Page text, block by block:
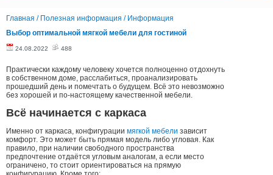
Главная / Полезная информация / Информация
Выбор оптимальной мягкой мебели для гостиной
24.08.2022 488
Практически каждому человеку хочется полноценно отдохнуть
в собственном доме, расслабиться, проанализировать
прошедший день и помечтать о будущем. Всё это невозможно
без хорошей и по-настоящему качественной мебели.
Всё начинается с каркаса
Именно от каркаса, конфигурации мягкой мебели зависит
комфорт. Это может быть прямая модель либо угловая. Как
правило, при наличии свободного пространства
предпочтение отдаётся угловым аналогам, а если место
ограничено, то стоит ориентироваться на прямую